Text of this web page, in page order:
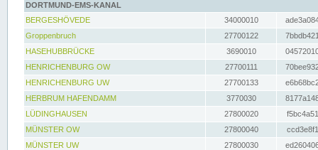
DORTMUND-EMS-KANAL
BERGESHÖVEDE
34000010
Groppenbruch
27700122
HASEHUBBRÜCKE
3690010
HENRICHENBURG OW
27700111
HENRICHENBURG UW
27700133
HERBRUM HAFENDAMM
3770030
LÜDINGHAUSEN
27800020
MÜNSTER OW
27800040
MÜNSTER UW
27800030